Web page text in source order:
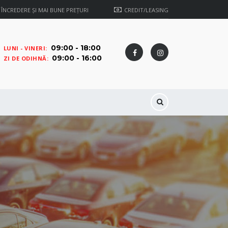
CREDIT/LEASING
ÎNCREDERE ŞI MAI BUNE PREŢURI
LUNI - VINERI: 09:00 - 18:00
ZI DE ODIHNĂ: 09:00 - 16:00